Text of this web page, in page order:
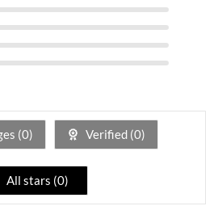
(0) Verified (0)
All stars (0)